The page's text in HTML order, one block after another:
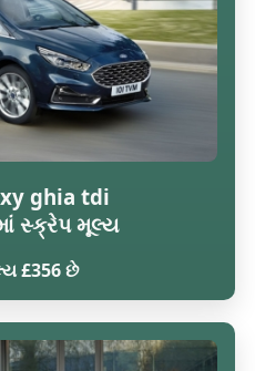
ghia tdi
સ્ક્રેપ મૂલ્ય
£356 છે